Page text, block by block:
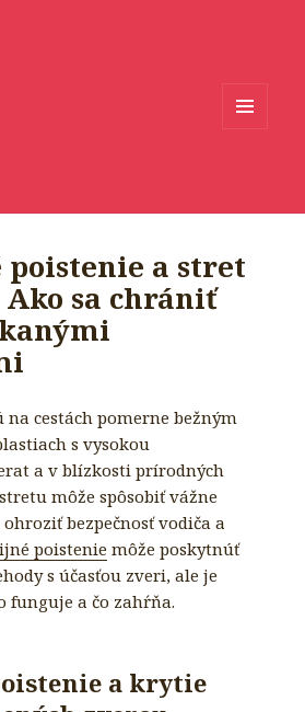
a stret
Ako sa chrániť
na cestách pomerne bežným
s vysokou
a v blízkosti prírodných
môže spôsobiť vážne
bezpečnosť vodiča a
poistenie môže poskytnúť
s účasťou zveri, ale je
funguje a čo zahŕňa.
a krytie